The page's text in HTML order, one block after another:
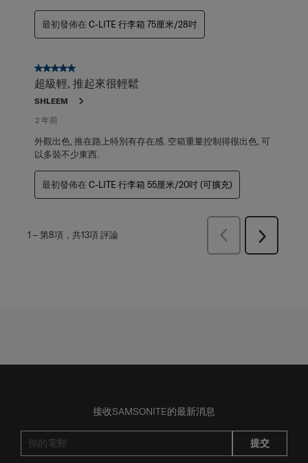
最初發佈在 C-LITE 行李箱 75厘米/28吋
5星，共5星。
超級輕, 推起來很輕鬆
SHLEEM
2 年前
外觀出色, 推在路上特別有存在感. 空箱重量控制得很出色, 可
以多裝不少東西.
最初發佈在 C-LITE 行李箱 55厘米/20吋 (可擴充)
1 –第8項，共13項評論
上
下
接收SAMSONITE的最新消息
提交